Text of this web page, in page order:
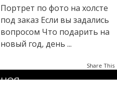
Портрет по фото на холсте
под заказ Если вы задались
вопросом Что подарить на
новый год, день ...
Share This
НОЯ